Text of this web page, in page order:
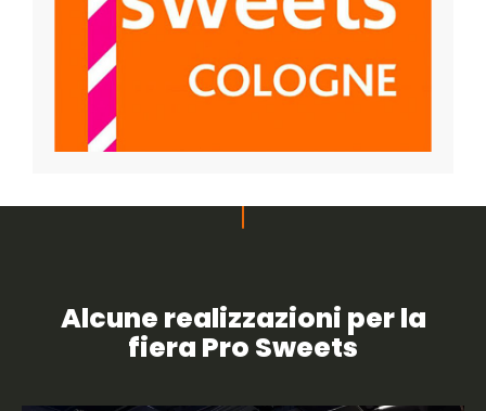
Alcune realizzazioni per la
fiera Pro Sweets